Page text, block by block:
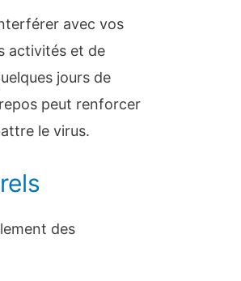
avec vos
activités et de
jours de
peut renforcer
le virus.
des